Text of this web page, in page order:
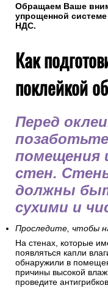
Обращаем Ваше
упрощенной
НДС.
Как
поклейкой
Перед
помещения
стен.
должны
сухими и
Проследите, чтобы
На стенах, которые
появляться капли
обнаружили в
причины высокой
проведите